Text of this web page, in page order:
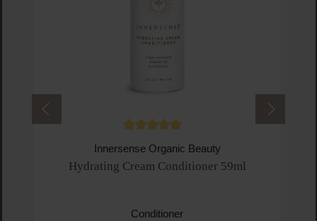
Innersense Organic Beauty
Hydrating Cream Conditioner 59ml
Conditioner